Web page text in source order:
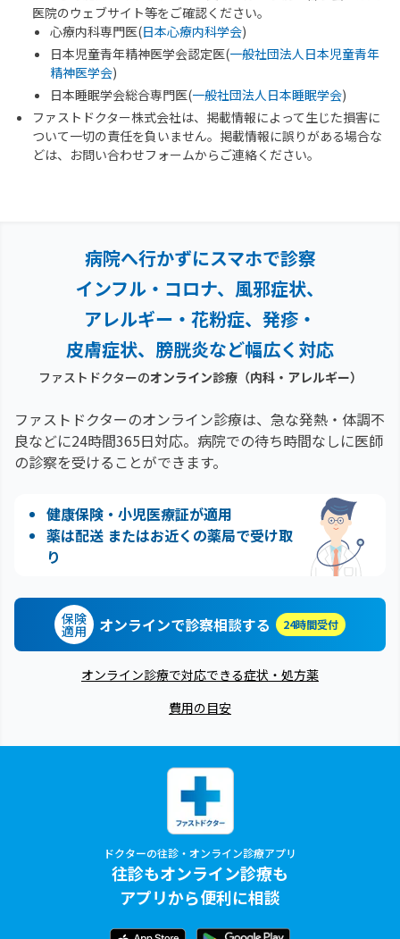
医院のウェブサイト等をご確認ください。
心療内科専門医(日本心療内科学会)
日本児童青年精神医学会認定医(一般社団法人日本児童青年
精神医学会)
日本睡眠学会総合専門医(一般社団法人日本睡眠学会)
ファストドクター株式会社は、掲載情報によって生じた損害に
ついて一切の責任を負いません。掲載情報に誤りがある場合な
どは、お問い合わせフォームからご連絡ください。
病院へ行かずにスマホで診察
インフル・コロナ、風邪症状、
アレルギー・花粉症、 発疹・
皮膚症状、膀胱炎など幅広く対応
ファストドクターのオンライン診療（内科・アレルギー）
ファストドクターのオンライン診療は、急な発熱・体調不
良などに24時間365日対応。 病院での待ち時間なしに医師
の診察を受けることができます。
健康保険・小児医療証が適用
薬は配送 またはお近くの薬局で受け取
り
保険
適用 オンラインで診察相談する 24時間受付
オンライン診療で対応できる症状・処方薬
費用の目安
ドクターの往診・オンライン診療アプリ
往診もオンライン診療も
アプリから便利に相談